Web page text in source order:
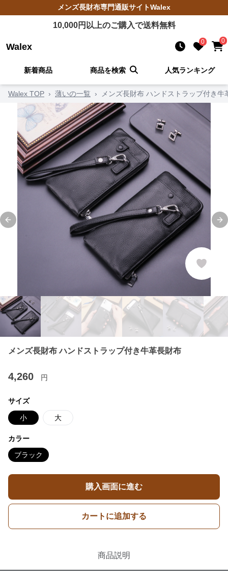
メンズ長財布専門通販サイトWalex
10,000円以上のご購入で送料無料
Walex 0 0
新着商品 商品を検索 人気ランキング
Walex TOP › 薄いの一覧 › メンズ長財布 ハンドストラップ付き牛
Previous slide
メンズ長財布 ハンドストラップ付き牛革長財布
4,260 円
サイズ
小 大
カラー
ブラック
購入画面に進む
カートに追加する
商品説明